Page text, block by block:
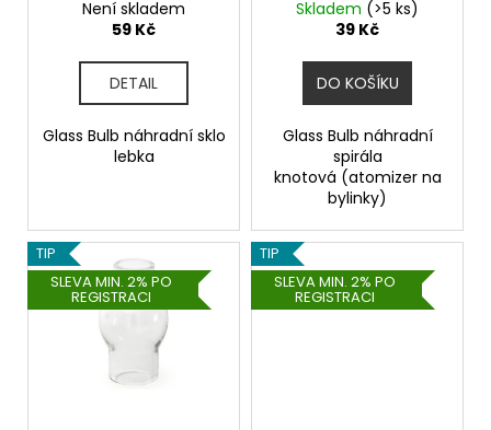
Není skladem
59 Kč
DETAIL
Glass Bulb náhradní sklo
lebka
(atomizer na bylinky)
Skladem (>5 ks)
39 Kč
DO KOŠÍKU
Glass Bulb náhradní
spirála
knotová (atomizer na
bylinky)
TIP
SLEVA MIN. 2% PO
REGISTRACI
TIP
SLEVA MIN. 2% PO
REGISTRACI